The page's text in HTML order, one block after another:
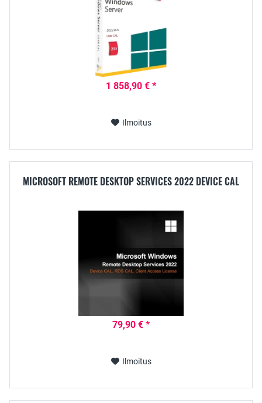
1 858,90 € *
Ilmoitus
MICROSOFT REMOTE DESKTOP SERVICES 2022 DEVICE CAL
79,90 € *
Ilmoitus